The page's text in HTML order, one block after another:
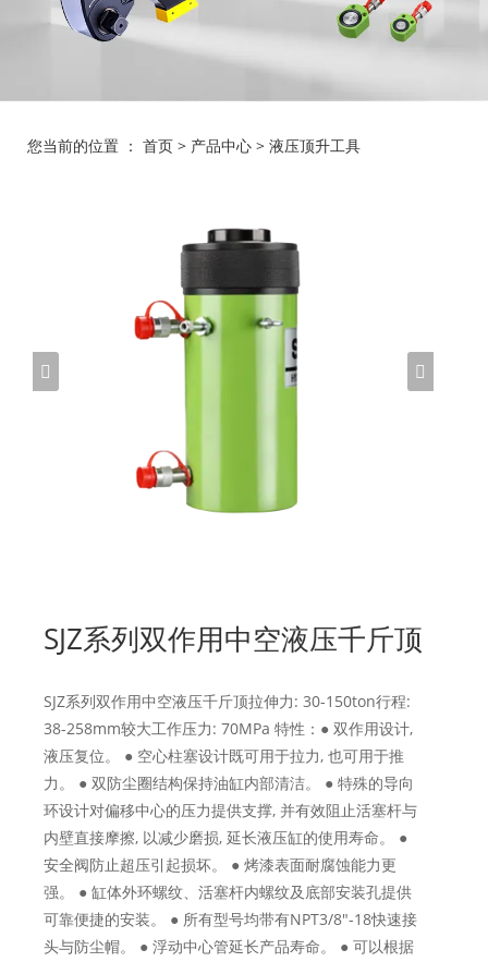
您当前的位置 ： 首页 > 产品中心 > 液压顶升工具
SJZ系列双作用中空液压千斤顶
SJZ系列双作用中空液压千斤顶拉伸力: 30-150ton行程:
38-258mm较大工作压力: 70MPa 特性：● 双作用设计,
液压复位。 ● 空心柱塞设计既可用于拉力, 也可用于推
力。 ● 双防尘圈结构保持油缸内部清洁。 ● 特殊的导向
环设计对偏移中心的压力提供支撑, 并有效阻止活塞杆与
内壁直接摩擦, 以减少磨损, 延长液压缸的使用寿命。 ●
安全阀防止超压引起损坏。 ● 烤漆表面耐腐蚀能力更
强。 ● 缸体外环螺纹、活塞杆内螺纹及底部安装孔提供
可靠便捷的安装。 ● 所有型号均带有NPT3/8"-18快速接
头与防尘帽。 ● 浮动中心管延长产品寿命。 ● 可以根据